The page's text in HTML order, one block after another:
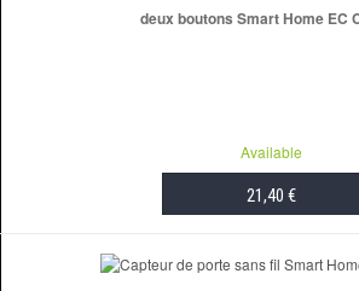
deux boutons Smart Home EC
Available
21,40 €